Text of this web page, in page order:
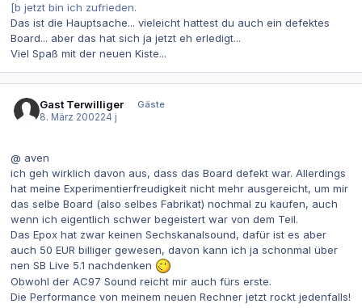
[b jetzt bin ich zufrieden.
Das ist die Hauptsache... vieleicht hattest du auch ein defektes
Board... aber das hat sich ja jetzt eh erledigt...
Viel Spaß mit der neuen Kiste...
Gast Terwilliger
Gäste
8. März 200224 j
@ aven
ich geh wirklich davon aus, dass das Board defekt war. Allerdings
hat meine Experimentierfreudigkeit nicht mehr ausgereicht, um mir
das selbe Board (also selbes Fabrikat) nochmal zu kaufen, auch
wenn ich eigentlich schwer begeistert war von dem Teil.
Das Epox hat zwar keinen Sechskanalsound, dafür ist es aber
auch 50 EUR billiger gewesen, davon kann ich ja schonmal über
nen SB Live 5.1 nachdenken
Obwohl der AC97 Sound reicht mir auch fürs erste.
Die Performance von meinem neuen Rechner jetzt rockt jedenfalls!